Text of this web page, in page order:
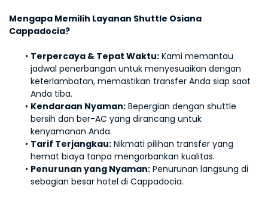
Mengapa Memilih Layanan Shuttle Osiana
Cappadocia?
Terpercaya & Tepat Waktu: Kami memantau
jadwal penerbangan untuk menyesuaikan dengan
keterlambatan, memastikan transfer Anda siap saat
Anda tiba.
Kendaraan Nyaman: Bepergian dengan shuttle
bersih dan ber-AC yang dirancang untuk
kenyamanan Anda.
Tarif Terjangkau: Nikmati pilihan transfer yang
hemat biaya tanpa mengorbankan kualitas.
Penurunan yang Nyaman: Penurunan langsung di
sebagian besar hotel di Cappadocia.